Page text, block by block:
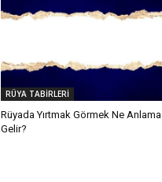
RÜYA TABİRLERİ
Rüyada Yırtmak Görmek Ne Anlama
Gelir?